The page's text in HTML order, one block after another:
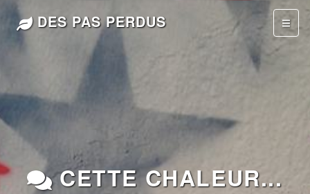
DES PAS PERDUS
CETTE CHALEUR...